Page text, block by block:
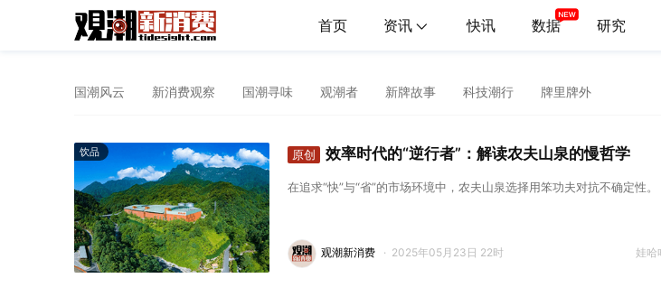
首页 资讯 快讯 数据 研究
国潮风云 新消费观察 国潮寻味 观潮者 新牌故事 科技潮行 牌里牌外
饮品 原创 效率时代的“逆行者”：解读农夫山泉的慢哲学
在追求“快”与“省”的市场环境中，农夫山泉选择用笨功夫对抗不确定性。
娃哈
观潮新消费 · 2025年05月23日 22时